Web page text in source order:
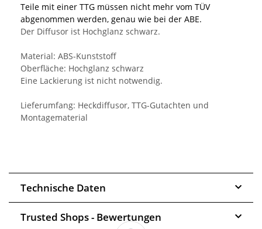
Teile mit einer TTG müssen nicht mehr vom TÜV
abgenommen werden, genau wie bei der ABE.
Der Diffusor ist Hochglanz schwarz.
Material: ABS-Kunststoff
Oberfläche: Hochglanz schwarz
Eine Lackierung ist nicht notwendig.
Lieferumfang: Heckdiffusor, TTG-Gutachten und
Montagematerial
Technische Daten
Trusted Shops - Bewertungen